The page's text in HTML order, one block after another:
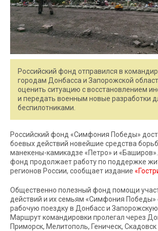
Российский фонд отправился в
городам Донбасса и Запорожской
оценить ситуацию с восстановлением
и передать военным новые разработки
беспилотниками.
Российский фонд «Симфония Победы»
боевых действий новейшие средства
манекены-камикадзе «Петро» и
фонд продолжает работу по поддержке
регионов России, сообщает издание
Общественно полезный фонд помощи
действий и их семьям «Симфония Победы»
рабочую поездку в Донбасс и Запорожскую
Маршрут командировки пролегал через
Приморск, Мелитополь, Геническ,